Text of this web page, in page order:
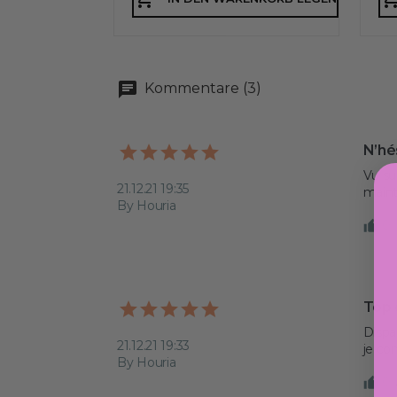
Kommentare (3)
21.12.21 19:35
By Houria
Vu
21.12.21 19:33
By Houria
Top
je